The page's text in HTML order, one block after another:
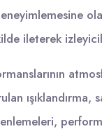
ileterek
ışıklandırma,